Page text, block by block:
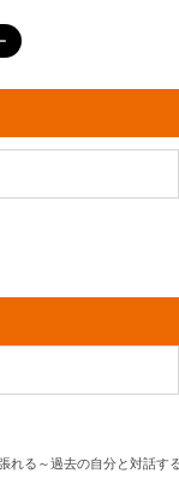
れる～過去の自分と対話す